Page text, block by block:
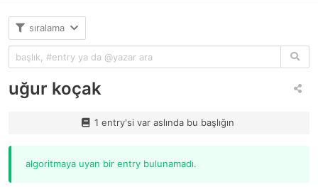
sıralama
uğur koçak
1 entry'si var aslında bu başlığın
algoritmaya uyan bir entry bulunamadı.